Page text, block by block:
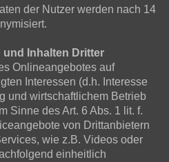
der Nutzer werden nach 14
Inhalten Dritter
Onlineangebotes auf
Interessen (d.h. Interesse
und wirtschaftlichem Betrieb
Sinne des Art. 6 Abs. 1 lit. f.
von Drittanbietern
wie z.B. Videos oder
einheitlich